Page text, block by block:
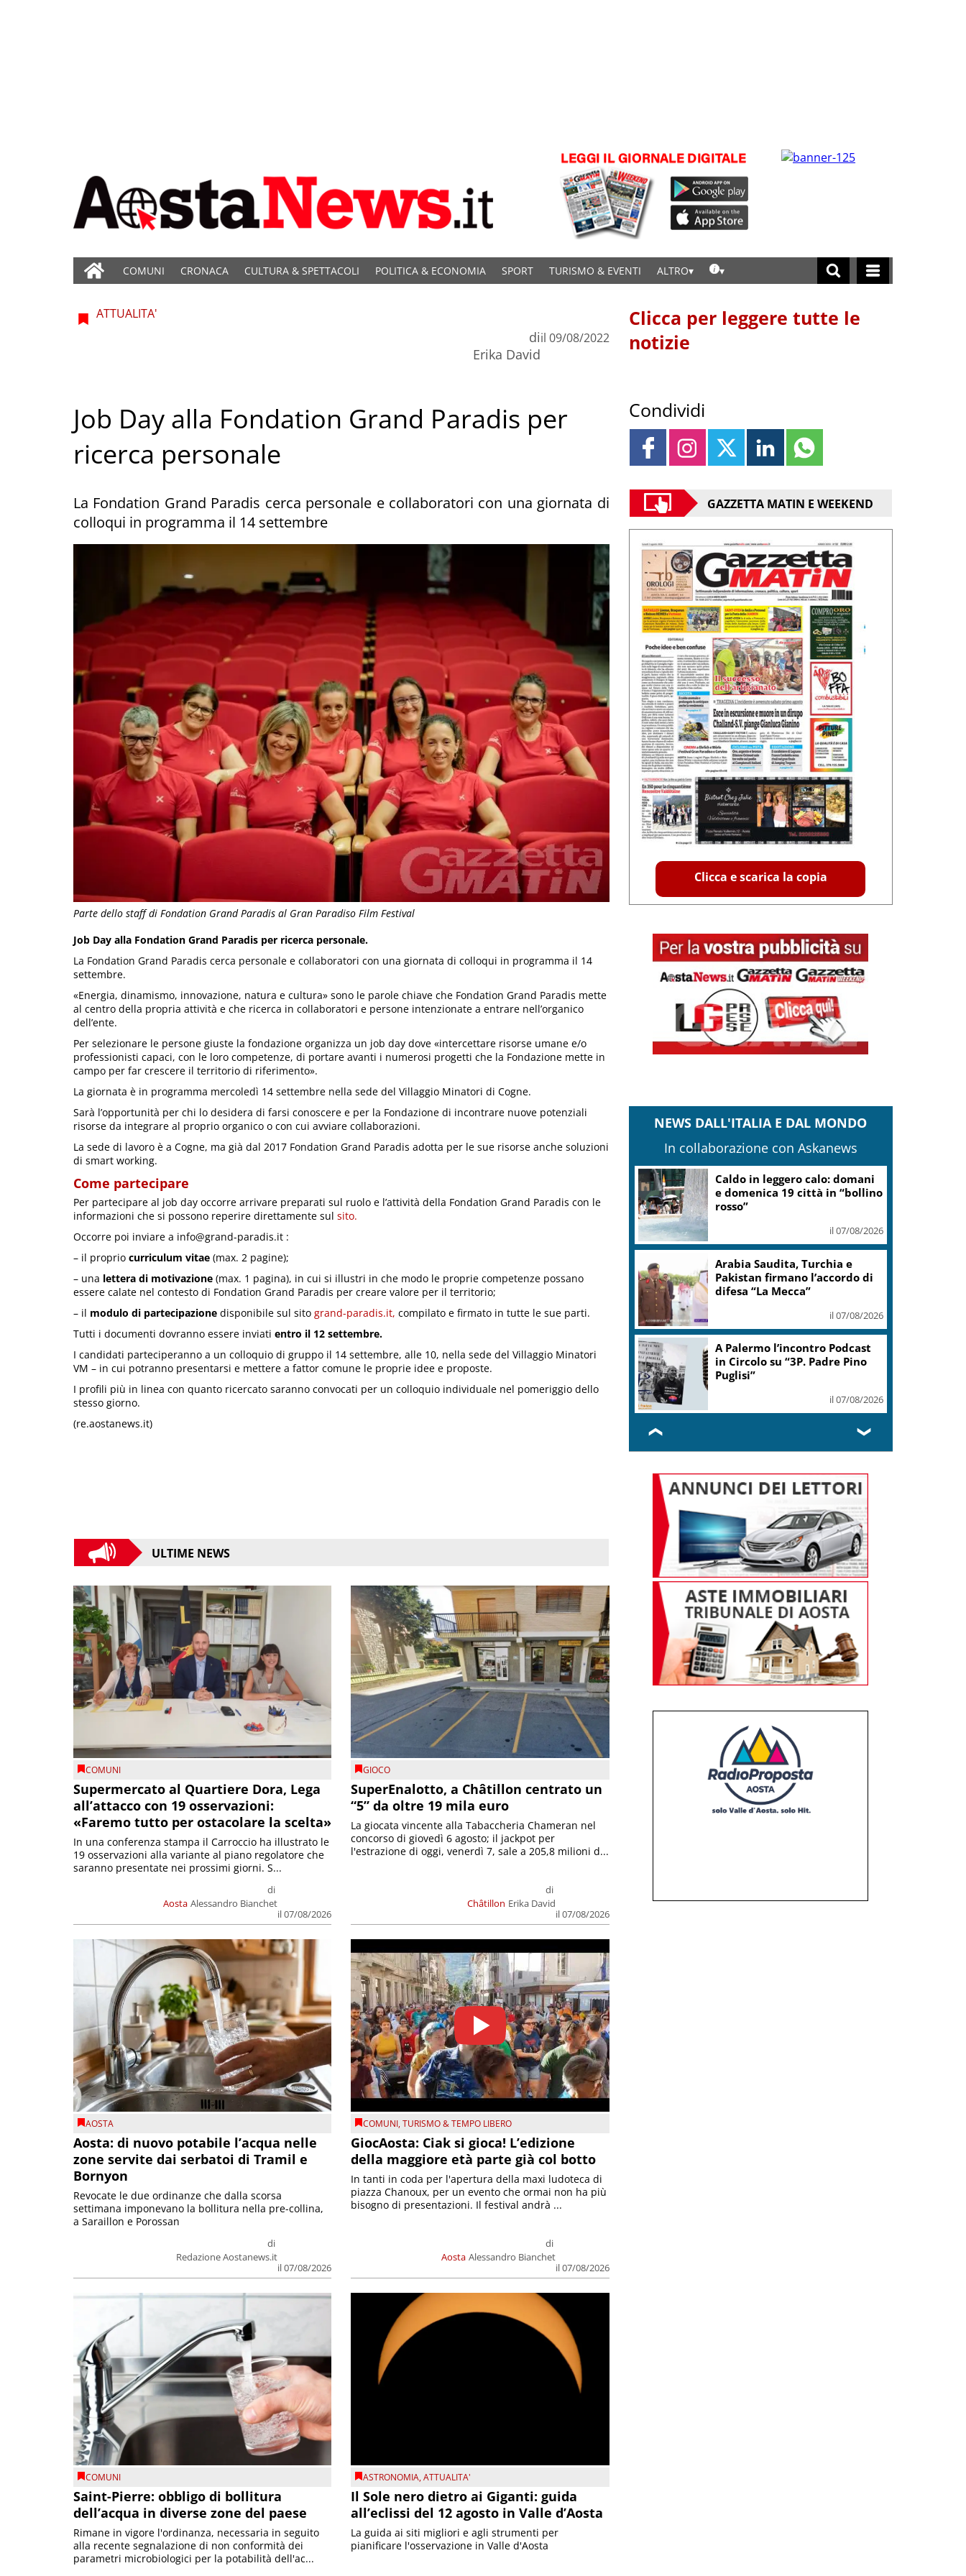
COMUNI CRONACA CULTURA & SPETTACOLI POLITICA & ECONOMIA SPORT TURISMO & EVENTI ALTRO
Parte dello staff di Fondation Grand Paradis al Gran Paradiso Film Festival
ATTUALITA'
di
Erika David
il 09/08/2022
Job Day alla Fondation Grand Paradis per
ricerca personale
La Fondation Grand Paradis cerca personale e collaboratori con una giornata di
colloqui in programma il 14 settembre
Job Day alla Fondation Grand Paradis per ricerca personale.
La Fondation Grand Paradis cerca personale e collaboratori con una giornata di colloqui in programma il 14
settembre.
«Energia, dinamismo, innovazione, natura e cultura» sono le parole chiave che Fondation Grand Paradis mette
al centro della propria attività e che ricerca in collaboratori e persone intenzionate a entrare nell’organico
dell’ente.
Per selezionare le persone giuste la fondazione organizza un job day dove «intercettare risorse umane e/o
professionisti capaci, con le loro competenze, di portare avanti i numerosi progetti che la Fondazione mette in
campo per far crescere il territorio di riferimento».
La giornata è in programma mercoledì 14 settembre nella sede del Villaggio Minatori di Cogne.
Sarà l’opportunità per chi lo desidera di farsi conoscere e per la Fondazione di incontrare nuove potenziali
risorse da integrare al proprio organico o con cui avviare collaborazioni.
La sede di lavoro è a Cogne, ma già dal 2017 Fondation Grand Paradis adotta per le sue risorse anche soluzioni
di smart working.
Come partecipare
Per partecipare al job day occorre arrivare preparati sul ruolo e l’attività della Fondation Grand Paradis con le
informazioni che si possono reperire direttamente sul sito.
Occorre poi inviare a info@grand-paradis.it :
– il proprio curriculum vitae (max. 2 pagine);
– una lettera di motivazione (max. 1 pagina), in cui si illustri in che modo le proprie competenze possano
essere calate nel contesto di Fondation Grand Paradis per creare valore per il territorio;
– il modulo di partecipazione disponibile sul sito grand-paradis.it, compilato e firmato in tutte le sue parti.
Tutti i documenti dovranno essere inviati entro il 12 settembre.
I candidati parteciperanno a un colloquio di gruppo il 14 settembre, alle 10, nella sede del Villaggio Minatori
VM – in cui potranno presentarsi e mettere a fattor comune le proprie idee e proposte.
I profili più in linea con quanto ricercato saranno convocati per un colloquio individuale nel pomeriggio dello
stesso giorno.
(re.aostanews.it)
ULTIME NEWS
COMUNI
Supermercato al Quartiere Dora, Lega
all’attacco con 19 osservazioni:
«Faremo tutto per ostacolare la scelta»
Aosta
di
Alessandro Bianchet
il 07/08/2026
In una conferenza stampa il Carroccio ha illustrato le
19 osservazioni alla variante al piano regolatore che
saranno presentate nei prossimi giorni. S...
GIOCO
SuperEnalotto, a Châtillon centrato un
“5” da oltre 19 mila euro
Châtillon
di
Erika David
il 07/08/2026
La giocata vincente alla Tabaccheria Chameran nel
concorso di giovedì 6 agosto; il jackpot per
l'estrazione di oggi, venerdì 7, sale a 205,8 milioni d...
AOSTA
Aosta: di nuovo potabile l’acqua nelle
zone servite dai serbatoi di Tramil e
Bornyon
di
Redazione Aostanews.it
il 07/08/2026
Revocate le due ordinanze che dalla scorsa
settimana imponevano la bollitura nella pre-collina,
a Saraillon e Porossan
COMUNI,TURISMO & TEMPO LIBERO
GiocAosta: Ciak si gioca! L’edizione
della maggiore età parte già col botto
Aosta
di
Alessandro Bianchet
il 07/08/2026
In tanti in coda per l'apertura della maxi ludoteca di
piazza Chanoux, per un evento che ormai non ha più
bisogno di presentazioni. Il festival andrà ...
COMUNI
Saint-Pierre: obbligo di bollitura
dell’acqua in diverse zone del paese
Rimane in vigore l'ordinanza, necessaria in seguito
alla recente segnalazione di non conformità dei
parametri microbiologici per la potabilità dell'ac...
ASTRONOMIA,ATTUALITA'
Il Sole nero dietro ai Giganti: guida
all’eclissi del 12 agosto in Valle d’Aosta
La guida ai siti migliori e agli strumenti per
pianificare l'osservazione in Valle d'Aosta
Clicca per leggere tutte le
notizie
Condividi
GAZZETTA MATIN E WEEKEND
Clicca e scarica la copia
NEWS DALL'ITALIA E DAL MONDO
In collaborazione con Askanews
Onu: Kiev e Mosca cessino
attacchi contro civili
Cons. Maremma Toscana: uve
sane e qualità promettente
malgrado il caldo
Mps, Lovaglio: valutiamo ogni
opzione per preservare
integrità banca
il 07/08/2026
❮ ❯